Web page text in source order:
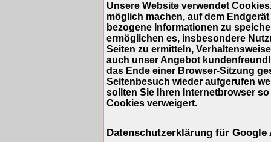
Unsere Website verwendet
möglich machen, auf dem
bezogene Informationen zu
ermöglichen es, insbesondere
Seiten zu ermitteln,
auch unser Angebot
das Ende einer Browser-Sitzung
Seitenbesuch wieder aufgerufen
sollten Sie Ihren Internetbrowser
Cookies verweigert.
Datenschutzerklärung für Google